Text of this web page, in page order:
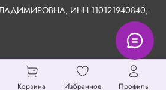
ИНН 110121940840,
Корзина Избранное Профиль